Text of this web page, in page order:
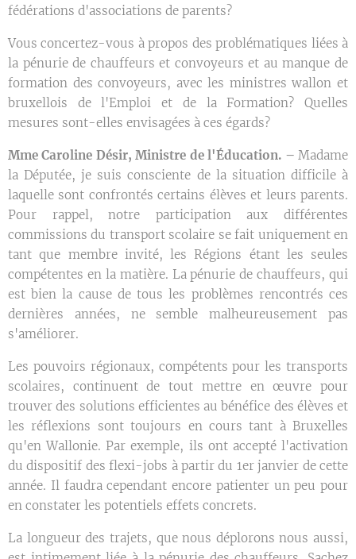
fédérations d'associations de parents?
Vous concertez-vous à propos des problématiques liées à
la pénurie de chauffeurs et convoyeurs et au manque de
formation des convoyeurs, avec les ministres wallon et
bruxellois de l'Emploi et de la Formation? Quelles
mesures sont-elles envisagées à ces égards?
Mme Caroline Désir, Ministre de l'Éducation. – Madame
la Députée, je suis consciente de la situation difficile à
laquelle sont confrontés certains élèves et leurs parents.
Pour rappel, notre participation aux différentes
commissions du transport scolaire se fait uniquement en
tant que membre invité, les Régions étant les seules
compétentes en la matière. La pénurie de chauffeurs, qui
est bien la cause de tous les problèmes rencontrés ces
dernières années, ne semble malheureusement pas
s'améliorer.
Les pouvoirs régionaux, compétents pour les transports
scolaires, continuent de tout mettre en œuvre pour
trouver des solutions efficientes au bénéfice des élèves et
les réflexions sont toujours en cours tant à Bruxelles
qu'en Wallonie. Par exemple, ils ont accepté l'activation
du dispositif des flexi-jobs à partir du 1er janvier de cette
année. Il faudra cependant encore patienter un peu pour
en constater les potentiels effets concrets.
La longueur des trajets, que nous déplorons nous aussi,